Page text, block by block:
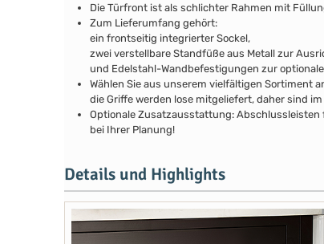
Die Türfront ist als schlichter Rahmen mit
Zum Lieferumfang gehört:
ein frontseitig integrierter Sockel,
zwei verstellbare Standfüße aus Metall zur
und Edelstahl-Wandbefestigungen zur
Wählen Sie aus unserem vielfältigen Sortiment
die Griffe werden lose mitgeliefert, daher sind
Optionale Zusatzausstattung: Abschlussleisten
bei Ihrer Planung!
Details und Highlights